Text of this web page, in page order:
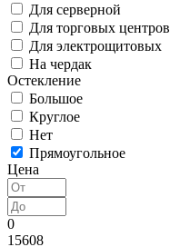
Для серверной
Для торговых центров
Для электрощитовых
На чердак
Остекление
Большое
Круглое
Нет
Прямоугольное
Цена
0
15608